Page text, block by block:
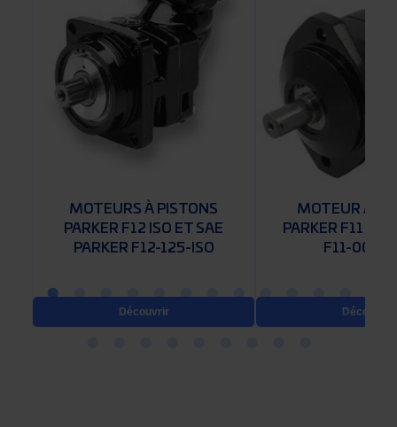
MOTEURS À PISTONS
PARKER F12 ISO ET SAE
PARKER F12-125-ISO
Découvrir
MOTEUR À
PARKER F11
F11-005
Découvrir